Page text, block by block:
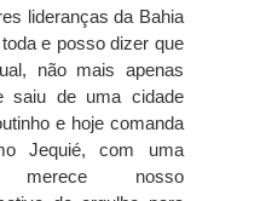
lideranças da Bahia
e posso dizer que
não mais apenas
saiu de uma cidade
e hoje comanda
Jequié, com uma
merece nosso